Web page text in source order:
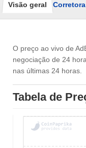
Visão geral Corretora
O preço ao vivo de
negociação de 24
nas últimas 24 horas.
Tabela de
0.047
0.052
0
3 000k